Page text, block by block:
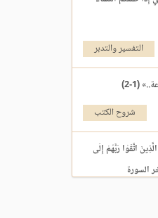
التفسير والتدبر
(1-2)
شروح الكتب
اتَّقَوْا رَبَّهُمْ إِلَى